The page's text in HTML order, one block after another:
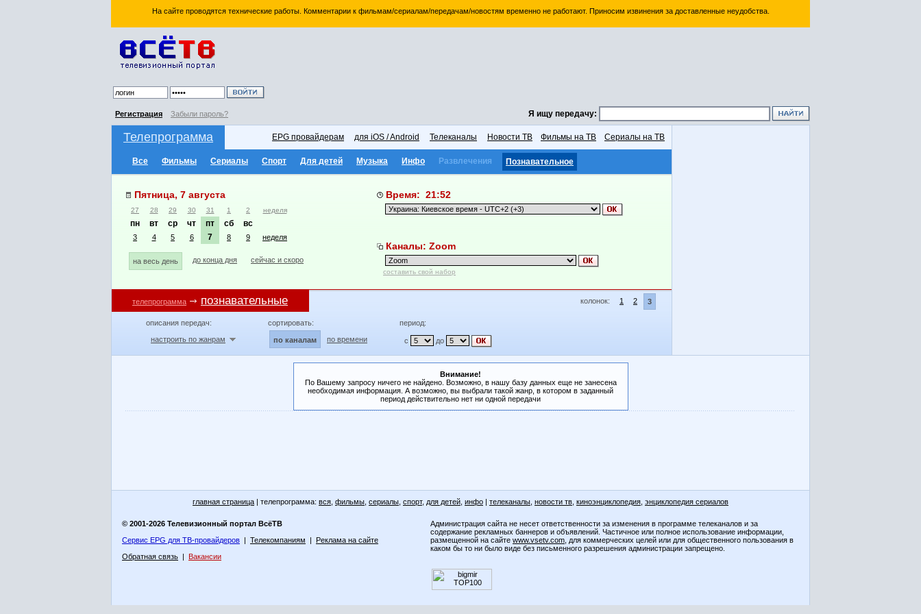
На сайте проводятся технические работы. Комментарии к фильмам/сериалам/передачам/новостям временно не работают. Приносим извинения за доставленные неудобства.
Регистрация Забыли пароль? Я ищу передачу:
Телепрограмма EPG провайдерам для iOS / Android Телеканалы Новости ТВ Фильмы на ТВ Сериалы на ТВ
Все Фильмы Сериалы Спорт Для детей Музыка Инфо Развлечения Познавательное
Пятница, 7 августа
27 28 29 30 31 1 2 неделя
пн вт ср чт пт сб вс
3 4 5 6 7 8 9 неделя
на весь день до конца дня сейчас и скоро
Время: 21:52
Каналы: Zoom
составить свой набор
телепрограмма познавательные колонок: 1 2 3
описания передач:
настроить по жанрам
сортировать:
по каналам по времени
период:
с до
Внимание!
По Вашему запросу ничего не найдено. Возможно, в нашу базу данных еще не занесена
необходимая информация. А возможно, вы выбрали такой жанр, в котором в заданный
период действительно нет ни одной передачи
главная страница | телепрограмма: вся фильмы сериалы спорт, для детей инфо | телеканалы новости тв киноэнциклопедия энциклопедия сериалов
© 2001-2026 Телевизионный портал ВсёТВ
Сервис EPG для ТВ-провайдеров | Телекомпаниям | Реклама на сайте
Обратная связь | Вакансии
Администрация сайта не несет ответственности за изменения в программе телеканалов и за
содержание рекламных баннеров и объявлений. Частичное или полное использование информации,
размещенной на сайте www.vsetv.com , для коммерческих целей или для общественного пользования в
каком бы то ни было виде без письменного разрешения администрации запрещено.